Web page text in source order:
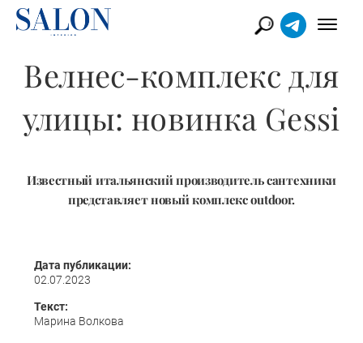
Велнес-комплекс для
улицы: новинка Gessi
Известный итальянский производитель сантехники
представляет новый комплекс outdoor.
Дата публикации:
02.07.2023
Текст:
Марина Волкова